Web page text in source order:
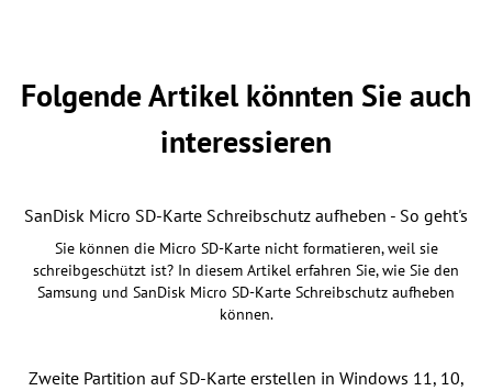
Folgende Artikel könnten Sie auch
interessieren
SanDisk Micro SD-Karte Schreibschutz aufheben - So geht's
Sie können die Micro SD-Karte nicht formatieren, weil sie
schreibgeschützt ist? In diesem Artikel erfahren Sie, wie Sie den
Samsung und SanDisk Micro SD-Karte Schreibschutz aufheben
können.
Zweite Partition auf SD-Karte erstellen in Windows 11, 10,